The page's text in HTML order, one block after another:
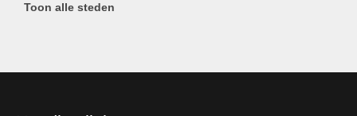
Toon alle steden